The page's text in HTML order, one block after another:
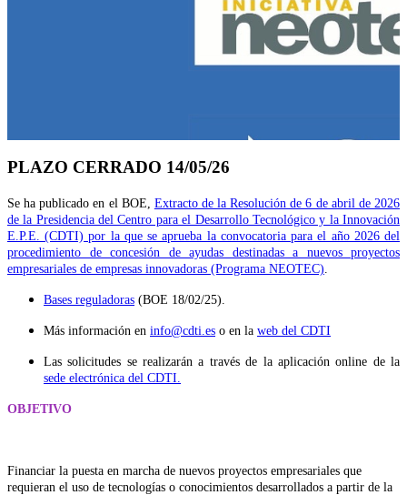
PLAZO CERRADO 14/05/26
Se ha publicado en el BOE, Extracto de la Resolución de 6 de abril de 2026
de la Presidencia del Centro para el Desarrollo Tecnológico y la Innovación
E.P.E. (CDTI) por la que se aprueba la convocatoria para el año 2026 del
procedimiento de concesión de ayudas destinadas a nuevos proyectos
empresariales de empresas innovadoras (Programa NEOTEC)
Bases reguladoras (BOE 18/02/25).
Más información en info@cdti.es o en la web del CDTI
Las solicitudes se realizarán a través de la aplicación online de la
sede electrónica del CDTI.
OBJETIVO
Financiar la puesta en marcha de nuevos proyectos empresariales que
requieran el uso de tecnologías o conocimientos desarrollados a partir de la